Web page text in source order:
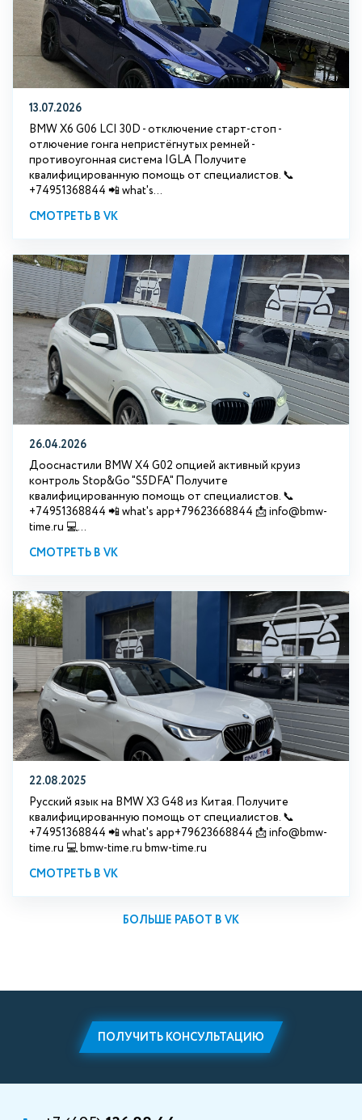
13.07.2026
BMW X6 G06 LCI 30D - отключение старт-стоп -
отлючение гонга непристёгнутых ремней -
противоугонная система IGLA Получите
квалифицированную помощь от специалистов. 📞
+74951368844 📲 what's...
СМОТРЕТЬ В VK
26.04.2026
Дооснастили BMW X4 G02 опцией активный круиз
контроль Stop&Go "S5DFA" Получите
квалифицированную помощь от специалистов. 📞
+74951368844 📲 what's app+79623668844 📩 info@bmw-
time.ru 💻...
СМОТРЕТЬ В VK
22.08.2025
Русский язык на BMW X3 G48 из Китая. Получите
квалифицированную помощь от специалистов. 📞
+74951368844 📲 what's app+79623668844 📩 info@bmw-
time.ru 💻 bmw-time.ru bmw-time.ru
СМОТРЕТЬ В VK
БОЛЬШЕ РАБОТ В VK
ПОЛУЧИТЬ КОНСУЛЬТАЦИЮ